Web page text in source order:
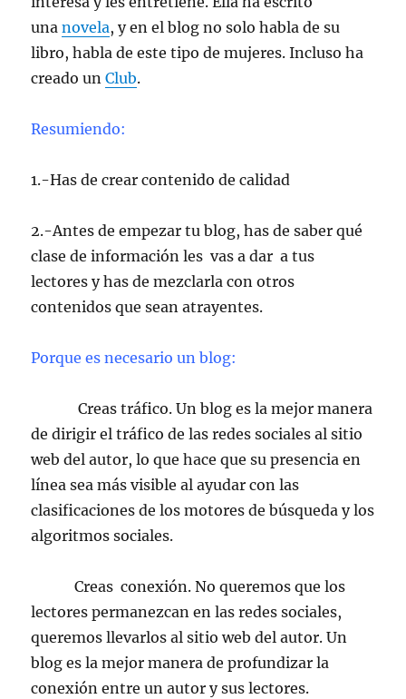
unanovela, y en el blog no solo habla de su
libro, habla de este tipo de mujeres. Incluso ha
creado unClub.
Resumiendo:
1.-Has de crear contenido de calidad
2.-Antes de empezar tu blog, has de saber qué
clase de información les vas a dar a tus
lectores y has de mezclarla con otros
contenidos que sean atrayentes.
Porque es necesario un blog:
Creas tráfico. Un blog es la mejor manera
de dirigir el tráfico de las redes sociales al sitio
web del autor, lo que hace que su presencia en
línea sea más visible al ayudar con las
clasificaciones de los motores de búsqueda y los
algoritmos sociales.
Creas conexión. No queremos que los
lectores permanezcan en las redes sociales,
queremos llevarlos al sitio web del autor. Un
blog es la mejor manera de profundizar la
conexión entre un autor y sus lectores.